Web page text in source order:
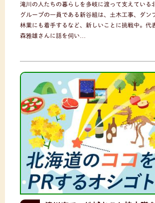
滝川の人たちの暮らしを多岐に渡って支えている
グループの一員である新谷組は、土木工事、ダン
林業にも着手するなど、新しいことに挑戦中。代
森雅雄さんに話を伺い…